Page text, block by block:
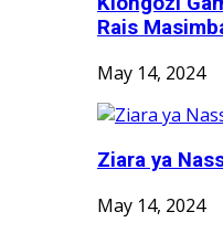
Rais
May 14, 2024
Ziara ya
May 14, 2024